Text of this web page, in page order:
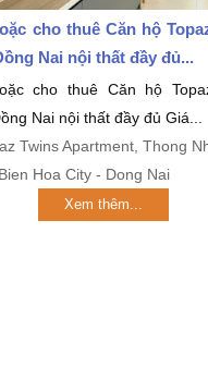
cho thuê Căn hộ
Nai nội thất đầy đủ...
cho thuê Căn hộ
Nai nội thất đầy đủ Giá...
Twins Apartment, Thong
Hoa City - Dong Nai
Xem thêm...